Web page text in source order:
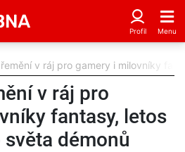
v ráj pro gamery i milovníky
v ráj pro
fantasy, letos
démonů